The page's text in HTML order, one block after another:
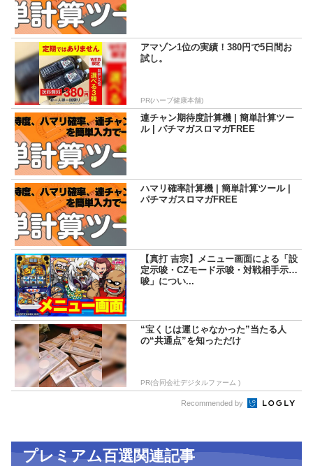
アマゾン1位の実績！380円で5日間お
試し。
PR(ハーブ健康本舗)
連チャン期待度計算機 | 簡単計算ツー
ル | パチマガスロマガFREE
ハマリ確率計算機 | 簡単計算ツール |
パチマガスロマガFREE
【真打 吉宗】メニュー画面による「設
定示唆・CZモード示唆・対戦相手示
唆」につい...
“宝くじは運じゃなかった”当たる人
の“共通点”を知っただけ
PR(合同会社デジタルファーム )
Recommended by
プレミアム百選関連記事